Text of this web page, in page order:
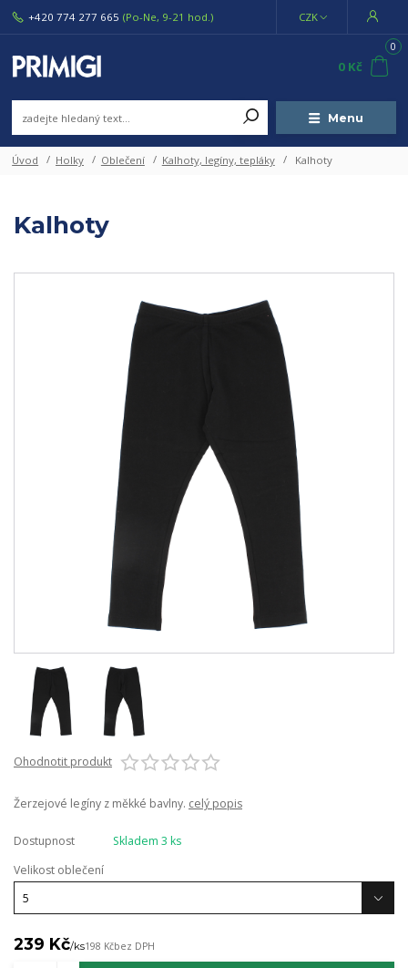
Menu
CZK
+420 774 277 665 (Po-Ne, 9-21 hod.)
0
0 Kč
Úvod Holky Oblečení Kalhoty, legíny, tepláky Kalhoty
Kalhoty
Ohodnotit produkt
Žerzejové legíny z měkké bavlny. celý popis
Dostupnost
Skladem 3 ks
Velikost oblečení
239 Kč/ks198 Kčbez DPH